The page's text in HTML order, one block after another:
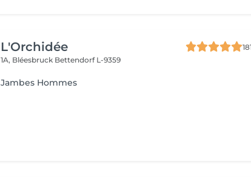
L'Orchidée
1A, Bléesbruck Bettendorf L-9359
Jambes Hommes